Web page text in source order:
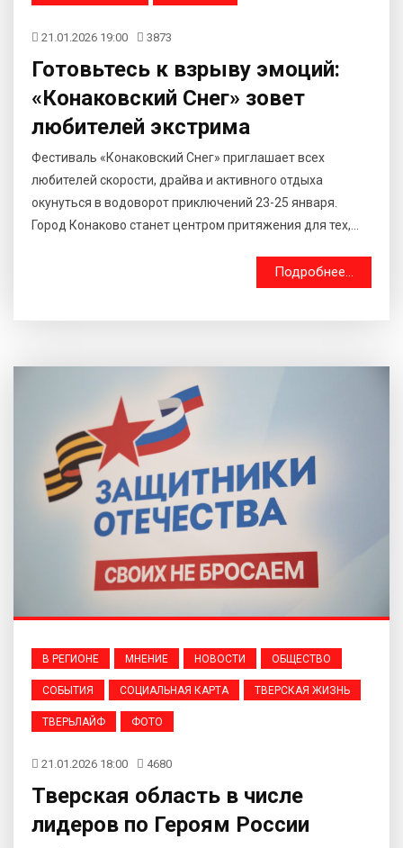
21.01.2026 19:00 3873
Готовьтесь к взрыву эмоций:
«Конаковский Снег» зовет
любителей экстрима
Фестиваль «Конаковский Снег» приглашает всех
любителей скорости, драйва и активного отдыха
окунуться в водоворот приключений 23-25 января.
Город Конаково станет центром притяжения для тех,...
Подробнее...
В РЕГИОНЕ МНЕНИЕ НОВОСТИ ОБЩЕСТВО
СОБЫТИЯ СОЦИАЛЬНАЯ КАРТА ТВЕРСКАЯ ЖИЗНЬ
ТВЕРЬЛАЙФ ФОТО
21.01.2026 18:00 4680
Тверская область в числе
лидеров по Героям России